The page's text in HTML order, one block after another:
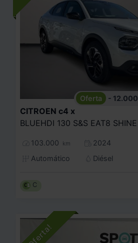
- 12.000
CITROEN c4 x
BLUEHDI 130 S&S EAT8 SHINE
103.000 km
2024
Automático
Diésel
C